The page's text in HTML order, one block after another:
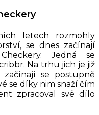
letech rozmohly
se dnes začínají
Jedná se
Na trhu jich je již
se postupně
se díky nim snaží čím
zpracoval své dílo